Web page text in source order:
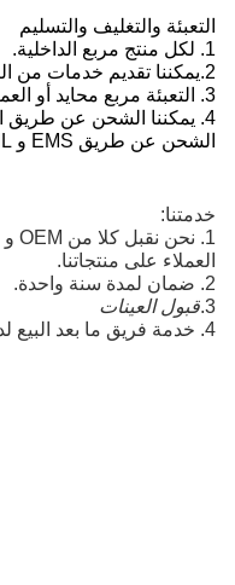
التعبئة والتغليف والتسليم
1. لكل منتج مربع الداخلية.
2. يمكننا تقديم خدمات من
3. التعبئة مربع محايد أو العملاء الخاصة التعبئة العلامة التجارية
4. يمكننا الشحن عن طريق
الشحن عن طريق EMS و DHL و TNT و UPS.
خدمتنا:
العملاء على منتجاتنا.
2. ضمان لمدة سنة واحدة.
3. قبول العينات
4. خدمة فريق ما بعد البيع لدينا 24 ساعة على الإنترنت.